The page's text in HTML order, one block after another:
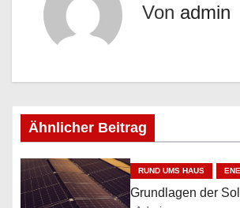
a
g
s
n
Von admin
Ähnlicher Beitrag
RUND UMS HAUS
Grundlagen der